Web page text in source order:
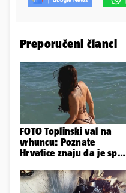
Preporučeni članci
FOTO Toplinski val na
vrhuncu: Poznate
Hrvatice znaju da je spas